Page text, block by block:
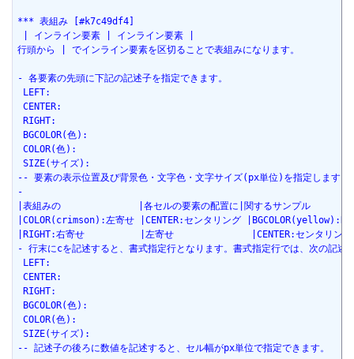
*** 表組み [#k7c49df4]
| インライン要素 | インライン要素 |
行頭から | でインライン要素を区切ることで表組みになります。
- 各要素の先頭に下記の記述子を指定できます。
LEFT:
CENTER:
RIGHT:
BGCOLOR(色):
COLOR(色):
SIZE(サイズ):
-- 要素の表示位置及び背景色・文字色・文字サイズ(px単位)を指定します。
-
|表組みの              |各セルの要素の配置に|関するサンプル
|COLOR(crimson):左寄せ |CENTER:センタリング
|RIGHT:右寄せ          |左寄せ              |CENTER:センタリ
- 行末にcを記述すると、書式指定行となります。書式指定行では、次の記述
LEFT:
CENTER:
RIGHT:
BGCOLOR(色):
COLOR(色):
SIZE(サイズ):
-- 記述子の後ろに数値を記述すると、セル幅がpx単位で指定できます。